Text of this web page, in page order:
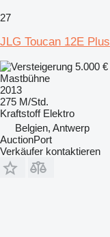
27
JLG Toucan 12E Plus
5.000 €
Mastbühne
2013
275 M/Std.
Kraftstoff Elektro
Belgien, Antwerp
AuctionPort
Verkäufer kontaktieren